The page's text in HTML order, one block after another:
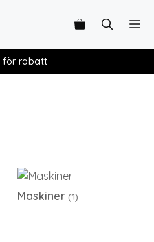
för rabatt
Maskiner (1)